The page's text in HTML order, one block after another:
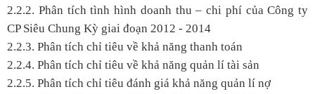
2.2.2. Phân tích tình hình doanh thu – chi phí của Công ty
CP Siêu Chung Kỳ giai đoạn 2012 - 2014
2.2.3. Phân tích chỉ tiêu về khả năng thanh toán
2.2.4. Phân tích chỉ tiêu về khả năng quản lí tài sản
2.2.5. Phân tích chỉ tiêu đánh giá khả năng quản lí nợ